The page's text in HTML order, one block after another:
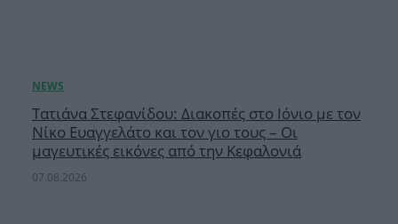
Τατιάνα Στεφανίδου: Διακοπές στο Ιόνιο με τον
Νίκο Ευαγγελάτο και τον γιο τους – Οι
μαγευτικές εικόνες από την Κεφαλονιά
07.08.2026